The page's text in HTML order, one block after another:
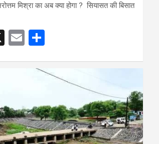
मिश्रा का अब क्या होगा ? सियासत की बिसात
X
E
ail ar